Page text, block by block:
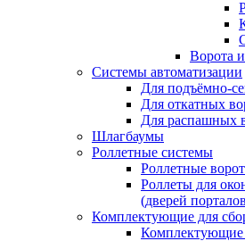
Ворота
Системы автоматизации
Для подъёмно-
Для откатных
Для распашных
Шлагбаумы
Роллетные системы
Роллетные
Роллеты для
(дверей
Комплектующие для
Комплектующие